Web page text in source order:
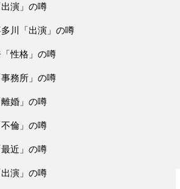
演」の噂
川「出演」の噂
性格」の噂
務所」の噂
婚」の噂
倫」の噂
近」の噂
演」の噂